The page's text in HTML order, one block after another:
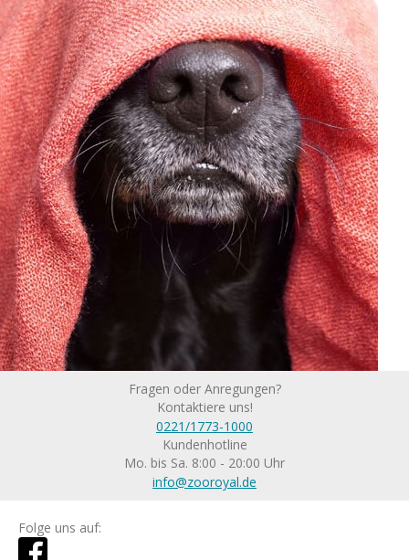
Fragen oder Anregungen?
Kontaktiere uns!
0221/1773-1000
Kundenhotline
Mo. bis Sa. 8:00 - 20:00 Uhr
info@zooroyal.de
Folge uns auf: